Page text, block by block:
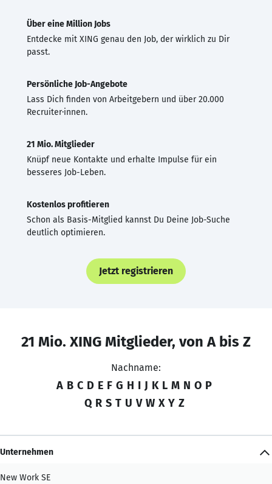
Über eine Million Jobs
Entdecke mit XING genau den Job, der wirklich zu Dir
passt.
Persönliche Job-Angebote
Lass Dich finden von Arbeitgebern und über 20.000
Recruiter·innen.
21 Mio. Mitglieder
Knüpf neue Kontakte und erhalte Impulse für ein
besseres Job-Leben.
Kostenlos profitieren
Schon als Basis-Mitglied kannst Du Deine Job-Suche
deutlich optimieren.
Jetzt registrieren
21 Mio. XING Mitglieder, von A bis Z
Nachname:
A B C D E F G H I J K L M N O P
Q R S T U V W X Y Z
Unternehmen
New Work SE